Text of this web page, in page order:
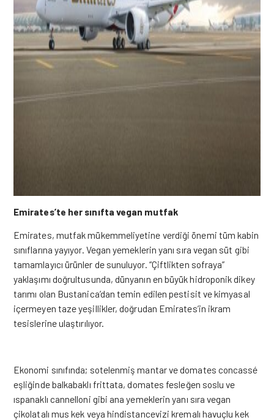
Emirates’te her sınıfta vegan mutfak
Emirates, mutfak mükemmeliyetine verdiği önemi tüm kabin
sınıflarına yayıyor. Vegan yemeklerin yanı sıra vegan süt gibi
tamamlayıcı ürünler de sunuluyor. “Çiftlikten sofraya”
yaklaşımı doğrultusunda, dünyanın en büyük hidroponik dikey
tarımı olan Bustanica’dan temin edilen pestisit ve kimyasal
içermeyen taze yeşillikler, doğrudan Emirates’in ikram
tesislerine ulaştırılıyor.
Ekonomi sınıfında; sotelenmiş mantar ve domates concassé
eşliğinde balkabaklı frittata, domates fesleğen soslu ve
ıspanaklı cannelloni gibi ana yemeklerin yanı sıra vegan
çikolatalı mus kek veya hindistancevizi kremalı havuçlu kek